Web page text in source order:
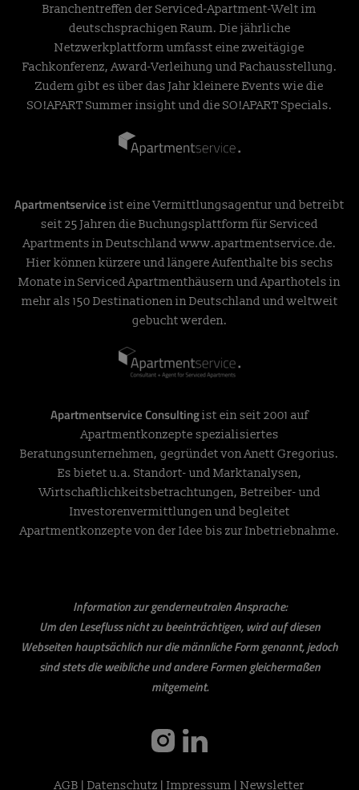
Branchentreffen der Serviced-Apartment-Welt im
deutschsprachigen Raum. Die jährliche
Netzwerkplattform umfasst eine zweitägige
Fachkonferenz, Award-Verleihung und Fachausstellung.
Zudem gibt es über das Jahr kleinere Events wie die
SO!APART Summer insight und die SO!APART Specials.
Apartmentservice ist eine Vermittlungsagentur und betreibt
seit 25 Jahren die Buchungsplattform für Serviced
Apartments in Deutschlandwww.apartmentservice.de.
Hier können kürzere und längere Aufenthalte bis sechs
Monate in Serviced Apartmenthäusern und Aparthotels in
mehr als 150 Destinationen in Deutschland und weltweit
gebucht werden.
Apartmentservice Consultingist ein seit 2001 auf
Apartmentkonzepte spezialisiertes
Beratungsunternehmen, gegründet von Anett Gregorius.
Es bietet u.a. Standort- und Marktanalysen,
Wirtschaftlichkeitsbetrachtungen, Betreiber- und
Investorenvermittlungen und begleitet
Apartmentkonzepte von der Idee bis zur Inbetriebnahme.
Information zur genderneutralen Ansprache:
Um den Lesefluss nicht zu beeinträchtigen, wird auf diesen
Webseiten hauptsächlich nur die männliche Form genannt, jedoch
sind stets die weibliche und andere Formen gleichermaßen
mitgemeint.
instagram
AGB Datenschutz Impressum Newsletter